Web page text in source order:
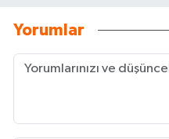
Yorumlar